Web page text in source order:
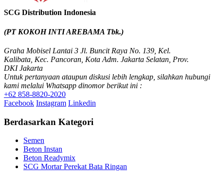
SCG Distribution Indonesia
(PT KOKOH INTI AREBAMA Tbk.)
Graha Mobisel Lantai 3 Jl. Buncit Raya No. 139, Kel.
Kalibata, Kec. Pancoran, Kota Adm. Jakarta Selatan, Prov.
DKI Jakarta
Untuk pertanyaan ataupun diskusi lebih lengkap, silahkan hubungi
kami melalui Whatsapp dinomor berikut ini :
+62 858-8820-2020
Facebook Instagram Linkedin
Berdasarkan Kategori
Semen
Beton Instan
Beton Readymix
SCG Mortar Perekat Bata Ringan